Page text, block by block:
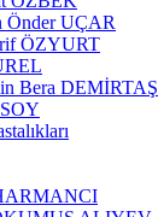
Önder UÇAR
ÖZYURT
Bera DEMİRTAŞ